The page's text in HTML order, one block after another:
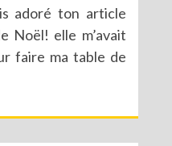
adoré ton article
Noël! elle m’avait
faire ma table de